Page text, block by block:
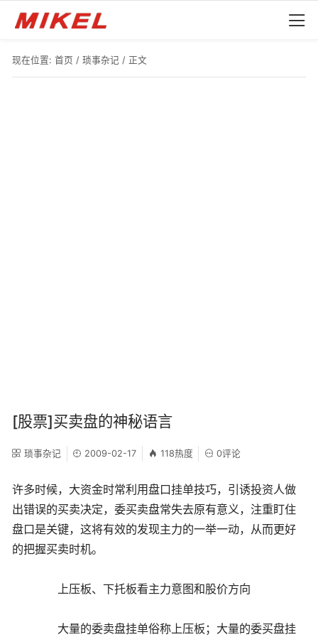
现在位置: 首页 / 琐事杂记 / 正文
[股票]买卖盘的神秘语言
琐事杂记 2009-02-17 118热度 0评论
许多时候，大资金时常利用盘口挂单技巧，引诱投资人做
出错误的买卖决定，委买卖盘常失去原有意义，注重盯住
盘口是关键，这将有效的发现主力的一举一动，从而更好
的把握买卖时机。
上压板、下托板看主力意图和股价方向
大量的委卖盘挂单俗称上压板；大量的委买盘挂